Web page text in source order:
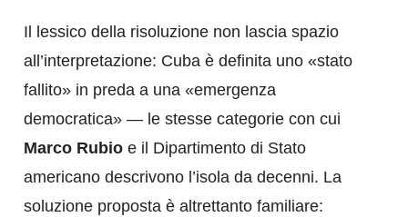
Il lessico della risoluzione non lascia spazio
all’interpretazione: Cuba è definita uno «stato
fallito» in preda a una «emergenza
democratica» — le stesse categorie con cui
Marco Rubio e il Dipartimento di Stato
americano descrivono l’isola da decenni. La
soluzione proposta è altrettanto familiare: